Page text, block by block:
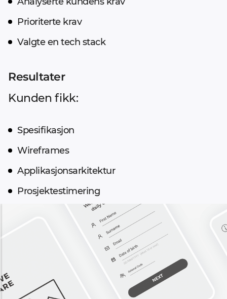
Prioriterte krav
Valgte en tech stack
Resultater
Kunden fikk:
Spesifikasjon
Wireframes
Applikasjonsarkitektur
Prosjektestimering